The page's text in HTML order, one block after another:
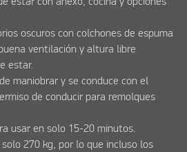
oscuros con colchones de espuma
ventilación y altura libre
estar.
maniobrar y se conduce con el
de conducir para remolques
usar en solo 15-20 minutos.
solo 270 kg, por lo que incluso los